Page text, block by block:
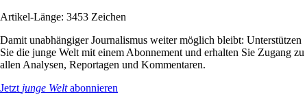
Artikel-Länge: 3453 Zeichen
Damit unabhängiger Journalismus weiter möglich bleibt: Unterstützen
Sie die junge Welt mit einem Abonnement und erhalten Sie Zugang zu
allen Analysen, Reportagen und Kommentaren.
Jetzt junge Weltabonnieren